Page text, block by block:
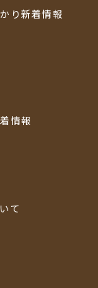
り新着情報
情報
て